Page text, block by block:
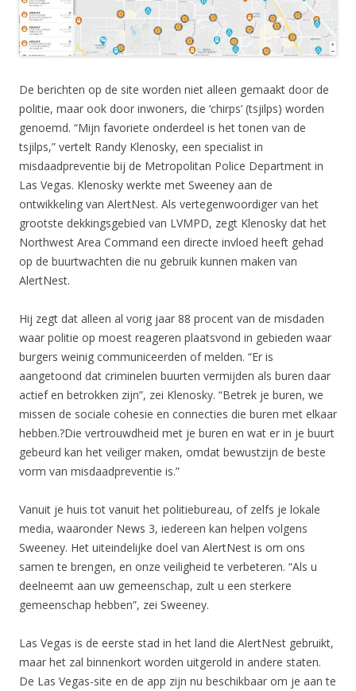
De berichten op de site worden niet alleen gemaakt door de
politie, maar ook door inwoners, die ‘chirps’ (tsjilps) worden
genoemd. “Mijn favoriete onderdeel is het tonen van de
tsjilps,” vertelt Randy Klenosky, een specialist in
misdaadpreventie bij de Metropolitan Police Department in
Las Vegas. Klenosky werkte met Sweeney aan de
ontwikkeling van AlertNest. Als vertegenwoordiger van het
grootste dekkingsgebied van LVMPD, zegt Klenosky dat het
Northwest Area Command een directe invloed heeft gehad
op de buurtwachten die nu gebruik kunnen maken van
AlertNest.
Hij zegt dat alleen al vorig jaar 88 procent van de misdaden
waar politie op moest reageren plaatsvond in gebieden waar
burgers weinig communiceerden of melden. “Er is
aangetoond dat criminelen buurten vermijden als buren daar
actief en betrokken zijn”, zei Klenosky. “Betrek je buren, we
missen de sociale cohesie en connecties die buren met elkaar
hebben.?Die vertrouwdheid met je buren en wat er in je buurt
gebeurd kan het veiliger maken, omdat bewustzijn de beste
vorm van misdaadpreventie is.”
Vanuit je huis tot vanuit het politiebureau, of zelfs je lokale
media, waaronder News 3, iedereen kan helpen volgens
Sweeney. Het uiteindelijke doel van AlertNest is om ons
samen te brengen, en onze veiligheid te verbeteren. “Als u
deelneemt aan uw gemeenschap, zult u een sterkere
gemeenschap hebben”, zei Sweeney.
Las Vegas is de eerste stad in het land die AlertNest gebruikt,
maar het zal binnenkort worden uitgerold in andere staten.
De Las Vegas-site en de app zijn nu beschikbaar om je aan te